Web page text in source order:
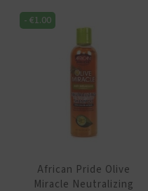
-€1.00
African Pride Olive
Miracle Neutralizing